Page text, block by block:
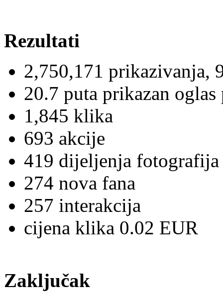
Rezultati
2,750,171 prikazivanja,
20.7 puta prikazan oglas
1,845 klika
693 akcije
419 dijeljenja fotografija
274 nova fana
257 interakcija
cijena klika 0.02 EUR
Zaključak